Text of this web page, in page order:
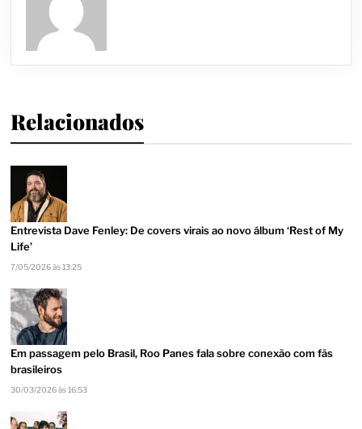
Relacionados
Entrevista Dave Fenley: De covers virais ao novo álbum ‘Rest of My
Life’
7/05/2026 às 13:25
Em passagem pelo Brasil, Roo Panes fala sobre conexão com fãs
brasileiros
30/03/2026 às 16:53